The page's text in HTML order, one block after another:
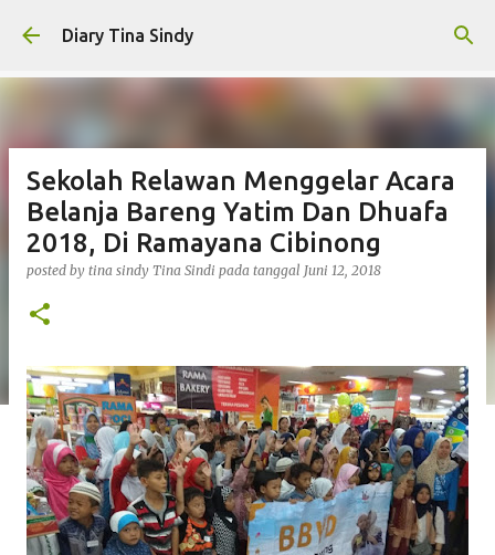
Langsung ke konten utama
Diary Tina Sindy
Sekolah Relawan Menggelar Acara
Belanja Bareng Yatim Dan Dhuafa
2018, Di Ramayana Cibinong
posted by tina sindy Tina Sindi pada tanggal Juni 12, 2018